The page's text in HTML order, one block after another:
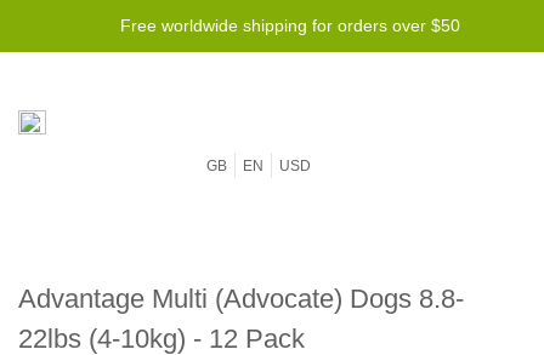
Free worldwide shipping for orders over $50
GB EN USD
Advantage Multi (Advocate) Dogs 8.8-
22lbs (4-10kg) - 12 Pack